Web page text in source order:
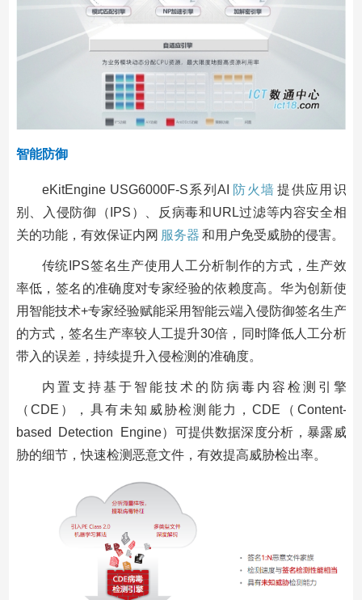
智能防御
eKitEngine USG6000F-S系列AI 防火墙 提供应用识
别、入侵防御（IPS）、反病毒和URL过滤等内容安全相
关的功能，有效保证内网 服务器 和用户免受威胁的侵害。
传统IPS签名生产使用人工分析制作的方式，生产效
率低，签名的准确度对专家经验的依赖度高。华为创新使
用智能技术+专家经验赋能采用智能云端入侵防御签名生产
的方式，签名生产率较人工提升30倍，同时降低人工分析
带入的误差，持续提升入侵检测的准确度。
内置支持基于智能技术的防病毒内容检测引擎
（CDE），具有未知威胁检测能力，CDE（Content-
based Detection Engine）可提供数据深度分析，暴露威
胁的细节，快速检测恶意文件，有效提高威胁检出率。